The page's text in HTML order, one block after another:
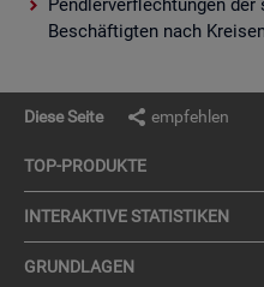
Pendlerverflechtungen
Beschäftigten nach
Diese Seite empfehlen
TOP-PRO­DUK­TE
IN­TER­AK­TI­VE STA­TIS­TI­KEN
GRUND­LA­GEN